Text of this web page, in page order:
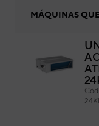
MÁQUINAS